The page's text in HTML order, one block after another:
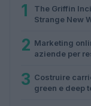
1
The Griffin
Strange New
2 Marketing
aziende per
3 Costruire
green e deep